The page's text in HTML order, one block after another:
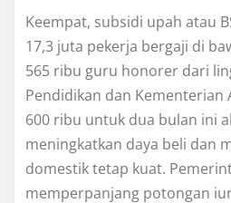
Keempat, subsidi upah atau
17,3 juta pekerja bergaji di
565 ribu guru honorer dari
Pendidikan dan Kementerian
600 ribu untuk dua bulan ini
meningkatkan daya beli dan
domestik tetap kuat.
memperpanjang potongan